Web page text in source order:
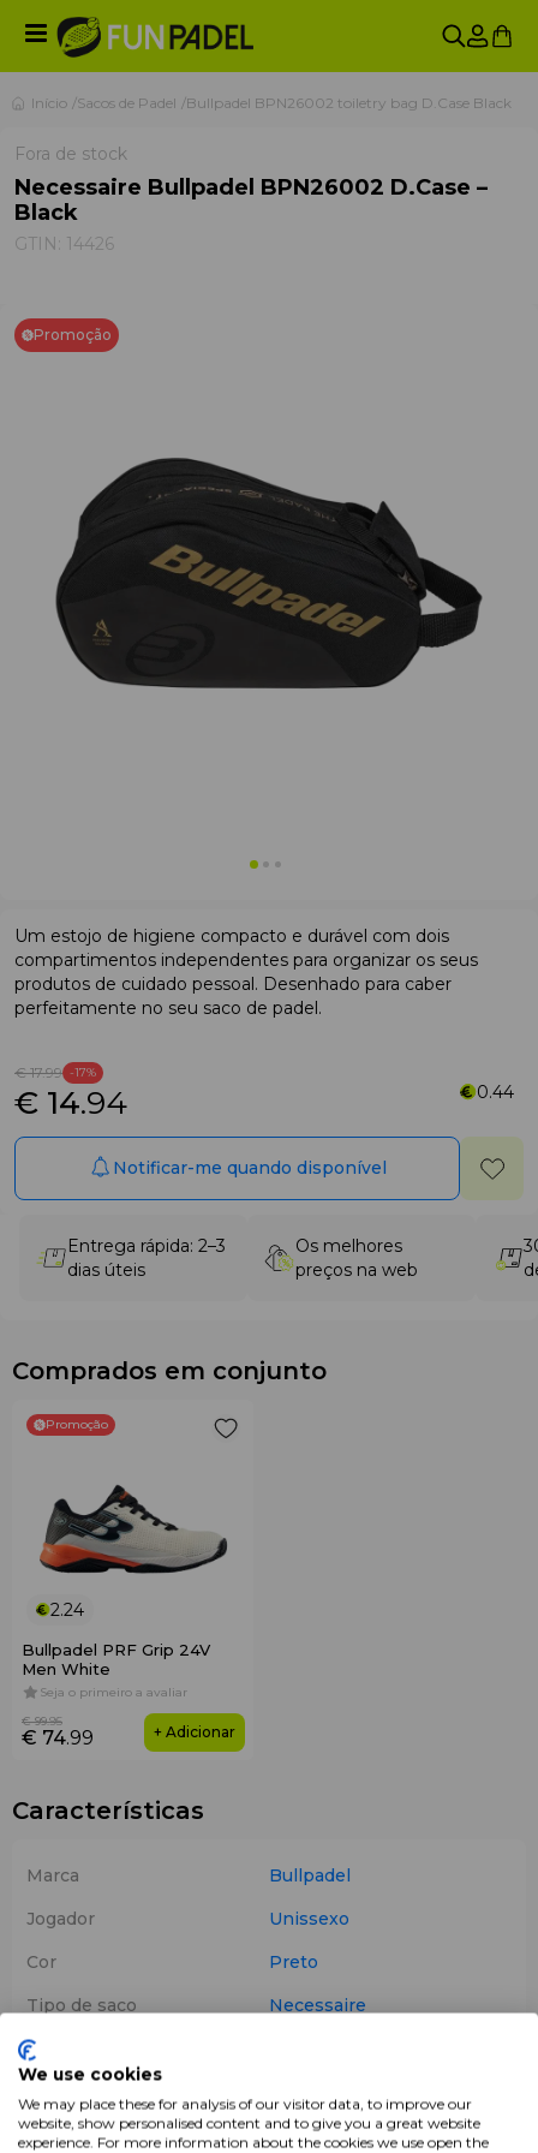
Início Sacos de Padel Bullpadel BPN26002 toiletry bag D.Case Black
Fora de stock
Necessaire Bullpadel BPN26002 D.Case –
Black
GTIN: 14426
Promoção
Um estojo de higiene compacto e durável com dois
compartimentos independentes para organizar os seus
produtos de cuidado pessoal. Desenhado para caber
perfeitamente no seu saco de padel.
€ 17.99 -17%
€ 14.94 0.44
Notificar-me quando disponível
Entrega rápida: 2–3
dias úteis
Os melhores
preços na web
Comprados em conjunto
Promoção
2.24
Bullpadel PRF Grip 24V
Men White
Seja o primeiro a avaliar
€ 74.99
€ 99.95
+ Adicionar
Características
Marca
Bullpadel
Jogador
Unissexo
Cor
Preto
Tipo de saco
Necessaire
Produtos
We use cookies
We may place these for analysis of our visitor data, to improve our
website, show personalised content and to give you a great website
experience. For more information about the cookies we use open the